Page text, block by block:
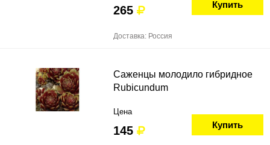
265 Купить
Доставка: Россия
Саженцы молодило гибридное
Rubicundum
Цена
145 Купить